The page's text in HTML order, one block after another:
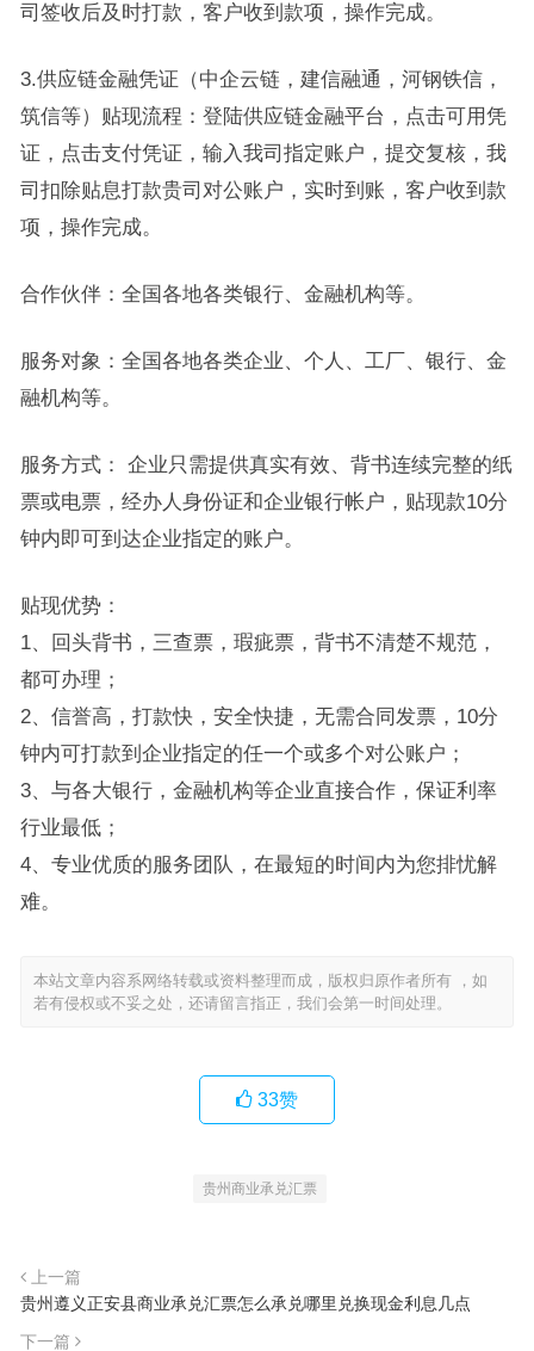
司签收后及时打款，客户收到款项，操作完成。
3.供应链金融凭证（中企云链，建信融通，河钢铁信，
筑信等）贴现流程：登陆供应链金融平台，点击可用凭
证，点击支付凭证，输入我司指定账户，提交复核，我
司扣除贴息打款贵司对公账户，实时到账，客户收到款
项，操作完成。
合作伙伴：全国各地各类银行、金融机构等。
服务对象：全国各地各类企业、个人、工厂、银行、金
融机构等。
服务方式： 企业只需提供真实有效、背书连续完整的纸
票或电票，经办人身份证和企业银行帐户，贴现款10分
钟内即可到达企业指定的账户。
贴现优势：
1、回头背书，三查票，瑕疵票，背书不清楚不规范，
都可办理；
2、信誉高，打款快，安全快捷，无需合同发票，10分
钟内可打款到企业指定的任一个或多个对公账户；
3、与各大银行，金融机构等企业直接合作，保证利率
行业最低；
4、专业优质的服务团队，在最短的时间内为您排忧解
难。
本站文章内容系网络转载或资料整理而成，版权归原作者所有 ，如
若有侵权或不妥之处，还请留言指正，我们会第一时间处理。
33赞
贵州商业承兑汇票
上一篇
贵州遵义正安县商业承兑汇票怎么承兑哪里兑换现金利息几点
下一篇